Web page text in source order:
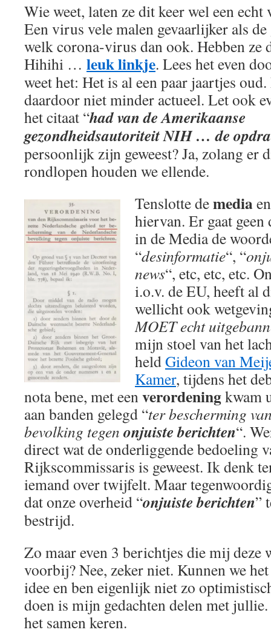
Wie weet, laten ze dit keer wel een
Een virus vele malen gevaarlijker als
welk corona-virus dan ook. Hebben ze
Hihihi … leuk linkje. Lees het even
weet het: Het is al een paar jaartjes
daardoor niet minder actueel. Let ook
het citaat “had van de Amerikaanse
gezondheidsautoriteit NIH … de
persoonlijk zijn geweest? Ja, zolang er
rondlopen houden we ellende.
Tenslotte demedia
hiervan. Er gaat
in de Media de
“desinformatie“, “
news“, etc, etc, etc.
i.o.v. de EU, heeft al
wellicht ook
MOET echt
mijn stoel van het
heldGideon van
Kamer, tijdens het
nota bene, met eenverordeningkwam
aan banden gelegd “ter bescherming
bevolking tegen onjuiste berichten“.
direct wat de onderliggende bedoeling
Rijkscommissaris is geweest. Ik denk
iemand over twijfelt. Maar
dat onze overheid “onjuiste berichten”
bestrijd.
Zo maar even 3 berichtjes die mij deze
voorbij? Nee, zeker niet. Kunnen we
idee en ben eigenlijk niet zo
doen is mijn gedachten delen met
het samen keren.